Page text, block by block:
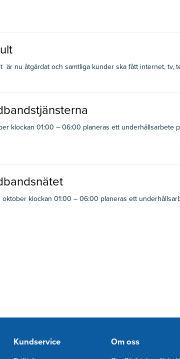
är nu åtgärdat och samtliga kunder ska fått internet, tv,
klockan 01:00 – 06:00 planeras ett underhållsarbete
klockan 01:00 – 06:00 planeras ett
Kundservice Om oss